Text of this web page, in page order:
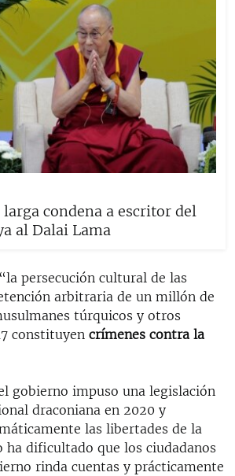
condena a escritor del
al Dalai Lama
persecución cultural de las
arbitraria de un millón de
túrquicos y otros
constituyen crímenes contra la
gobierno impuso una legislación
draconiana en 2020 y
las libertades de la
ha dificultado que los ciudadanos
rinda cuentas y prácticamente